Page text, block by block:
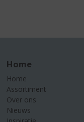
Home
Home
Assortiment
Over ons
Nieuws